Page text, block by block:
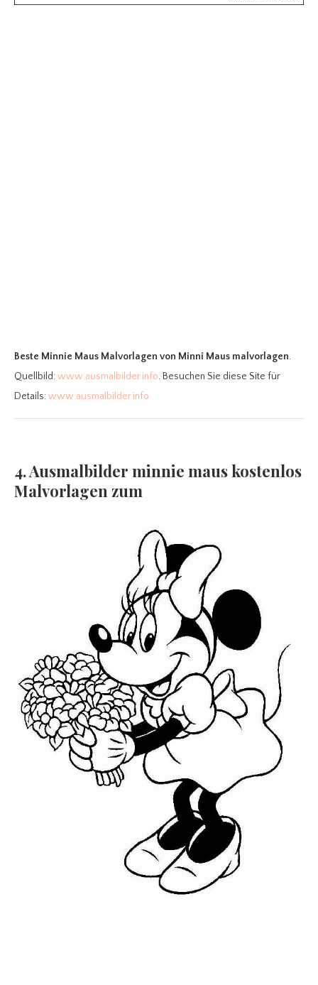
Beste Minnie Maus Malvorlagen von Minni Maus malvorlagen.
Quellbild:www.ausmalbilder.info. Besuchen Sie diese Site für
Details:www.ausmalbilder.info
4. Ausmalbilder minnie maus kostenlos
Malvorlagen zum